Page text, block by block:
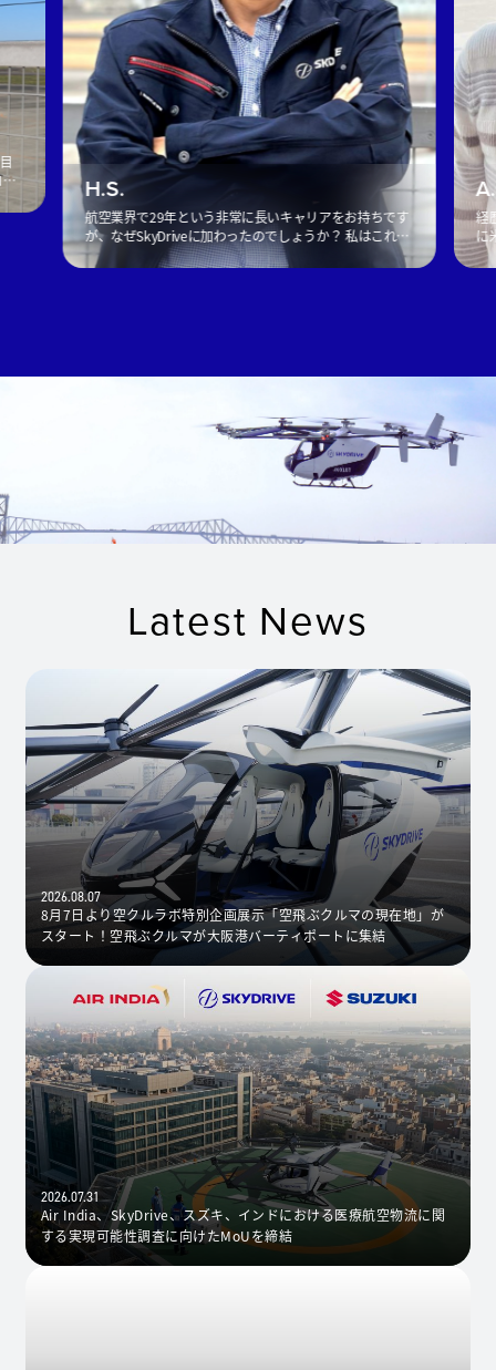
H.S.
航空業界で29年という非常に長いキャリアをお持ちです
が、なぜSkyDriveに加わったのでしょうか？ 私はこれま
で30年近く、航空エンジニアとして空の安全を支えてき
ました。現在は機体システムエンジニアとしてSkyDriv
経
に
の
っ
Latest News
2026.08.07
8月7日より空クルラボ特別企画展示「空飛ぶクルマの現在地」が
スタート！空飛ぶクルマが大阪港バーティポートに集結
2026.07.31
Air India、SkyDrive、スズキ、インドにおける医療航空物流に関
する実現可能性調査に向けたMoUを締結